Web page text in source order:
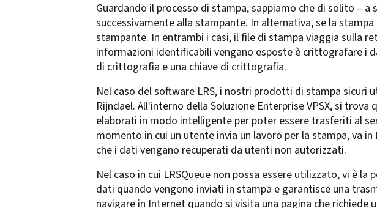
Guardando il processo di stampa, sappiamo che di solito –
successivamente alla stampante. In alternativa, se la
stampante. In entrambi i casi, il file di stampa viaggia sulla
informazioni identificabili vengano esposte è crittografare i
di crittografia e una chiave di crittografia.
Nel caso del software LRS, i nostri prodotti di stampa
Rijndael. All'interno della Soluzione Enterprise VPSX, si
elaborati in modo intelligente per poter essere trasferiti al
momento in cui un utente invia un lavoro per la stampa, va
che i dati vengano recuperati da utenti non autorizzati.
Nel caso in cui LRSQueue non possa essere utilizzato, vi è
dati quando vengono inviati in stampa e garantisce una
navigare in Internet quando si visita una pagina che